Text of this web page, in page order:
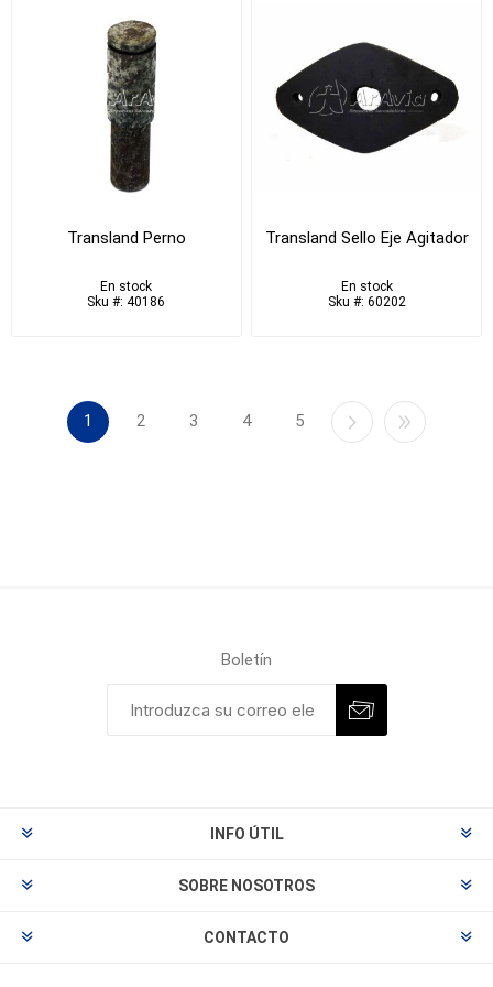
Transland Perno
En stock
Sku #: 40186
Transland Sello Eje Agitador
En stock
Sku #: 60202
1 2 3 4 5
Boletín
INFO ÚTIL
SOBRE NOSOTROS
CONTACTO